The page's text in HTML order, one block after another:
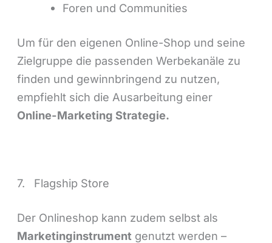
Foren und Communities
Um für den eigenen Online-Shop und seine
Zielgruppe die passenden Werbekanäle zu
finden und gewinnbringend zu nutzen,
empfiehlt sich die Ausarbeitung einer
Online-Marketing Strategie.
7. Flagship Store
Der Onlineshop kann zudem selbst als
Marketinginstrument genutzt werden –